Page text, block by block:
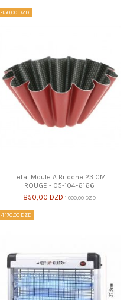
-150,00 DZD
Tefal Moule A Brioche 23 CM
ROUGE - 05-104-6166
850,00 DZD 1 000,00 DZD
-1 170,00 DZD